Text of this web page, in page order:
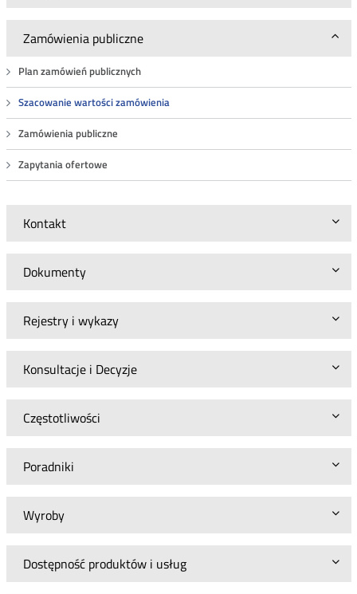
Zamówienia publiczne
Plan zamówień publicznych
Szacowanie wartości zamówienia
Zamówienia publiczne
Zapytania ofertowe
Kontakt
Dokumenty
Rejestry i wykazy
Konsultacje i Decyzje
Częstotliwości
Poradniki
Wyroby
Dostępność produktów i usług